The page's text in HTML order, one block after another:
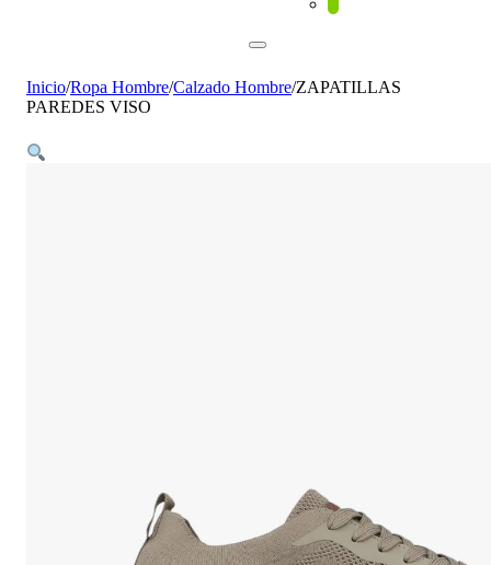
Inicio/Ropa Hombre/Calzado Hombre/ZAPATILLAS
PAREDES VISO